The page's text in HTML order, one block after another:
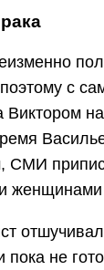
с
Виктором
СМИ
женщинами
пока не